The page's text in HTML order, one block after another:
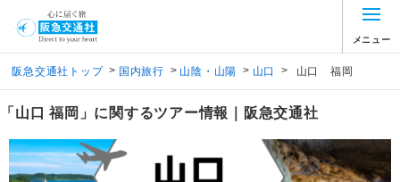
メニュー
阪急交通社トップ > 国内旅行 > 山陰・山陽 > 山口 > 山口 福岡
「山口 福岡」に関するツアー情報｜阪急交通社